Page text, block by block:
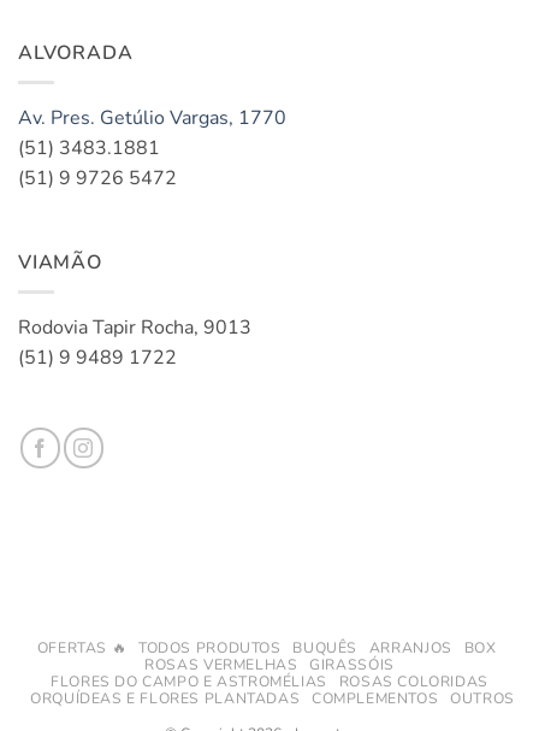
ALVORADA
Av. Pres. Getúlio Vargas, 1770
(51) 3483.1881
(51) 9 9726 5472
VIAMÃO
Rodovia Tapir Rocha, 9013
(51) 9 9489 1722
OFERTAS 🔥 TODOS PRODUTOS BUQUÊS ARRANJOS
BOX
ROSAS VERMELHAS
GIRASSÓIS
FLORES DO CAMPO E ASTROMÉLIAS
ROSAS COLORIDAS
ORQUÍDEAS E FLORES PLANTADAS
COMPLEMENTOS
OUTROS